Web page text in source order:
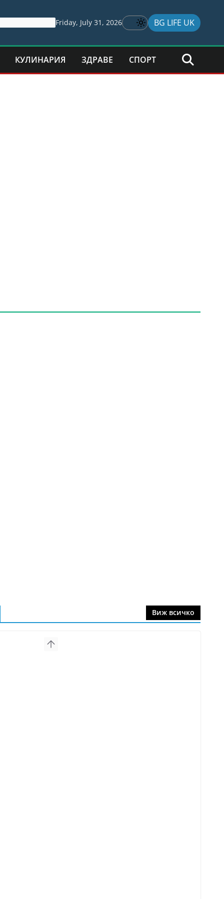
Friday, July 31, 2026 BG LIFE UK
КУЛИНАРИЯ ЗДРАВЕ СПОРТ
Виж всичко